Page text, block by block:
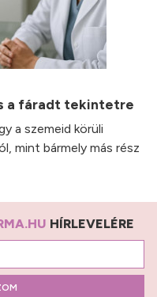
a fáradt tekintetre
a szemeid körüli
mint bármely más rész
HÍRLEVELÉRE